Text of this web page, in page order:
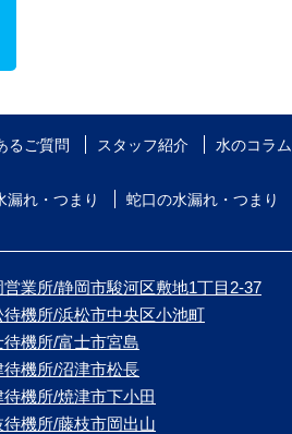
るご質問 スタッフ紹介
水のコラム
漏れ・つまり 蛇口の水漏れ・つまり
業所/静岡市駿河区敷地1丁目2-37
待機所/浜松市中央区小池町
機所/富士市宮島
待機所/沼津市松長
機所/焼津市下小田
機所/藤枝市岡出山